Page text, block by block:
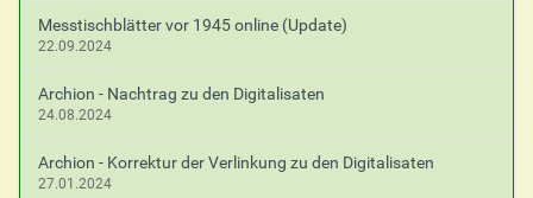
Messtischblätter vor 1945 online (Update)
22.09.2024
Archion - Nachtrag zu den Digitalisaten
24.08.2024
Archion - Korrektur der Verlinkung zu den Digitalisaten
27.01.2024